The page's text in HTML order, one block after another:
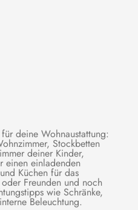
deine Wohnaustattung:
Stockbetten
deiner Kinder,
einen einladenden
Küchen für das
Freunden und noch
wie Schränke,
Beleuchtung.